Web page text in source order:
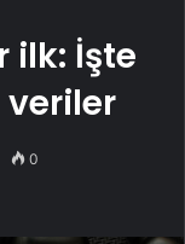
ilk: İşte
veriler
0